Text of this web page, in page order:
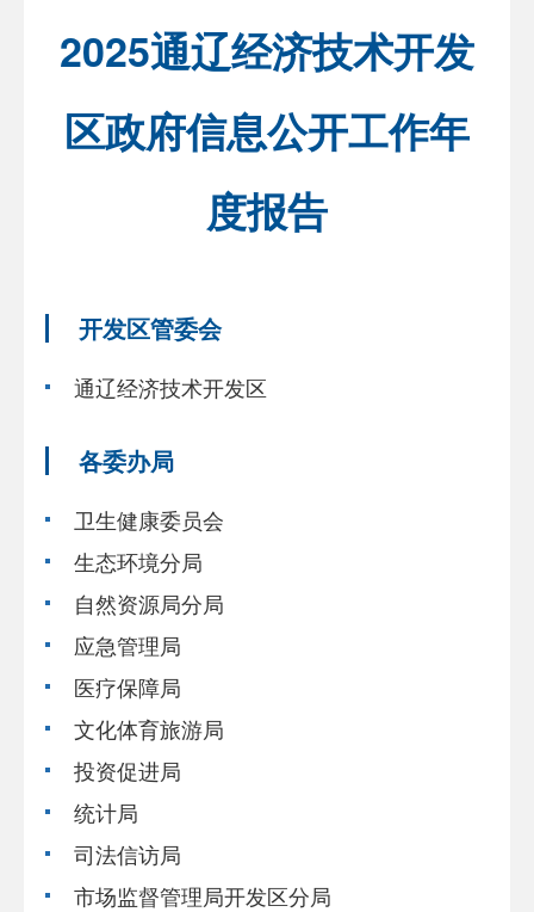
2025通辽经济技术开发
区政府信息公开工作年
度报告
开发区管委会
通辽经济技术开发区
各委办局
卫生健康委员会
生态环境分局
自然资源局分局
应急管理局
医疗保障局
文化体育旅游局
投资促进局
统计局
司法信访局
市场监督管理局开发区分局